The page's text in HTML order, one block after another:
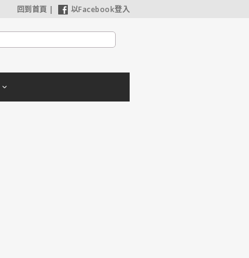
回到首頁 | 以Facebook登入